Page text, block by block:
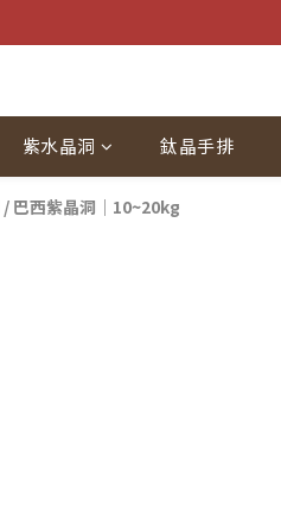
紫水晶洞 鈦晶手排
/ 巴西紫晶洞｜10~20kg